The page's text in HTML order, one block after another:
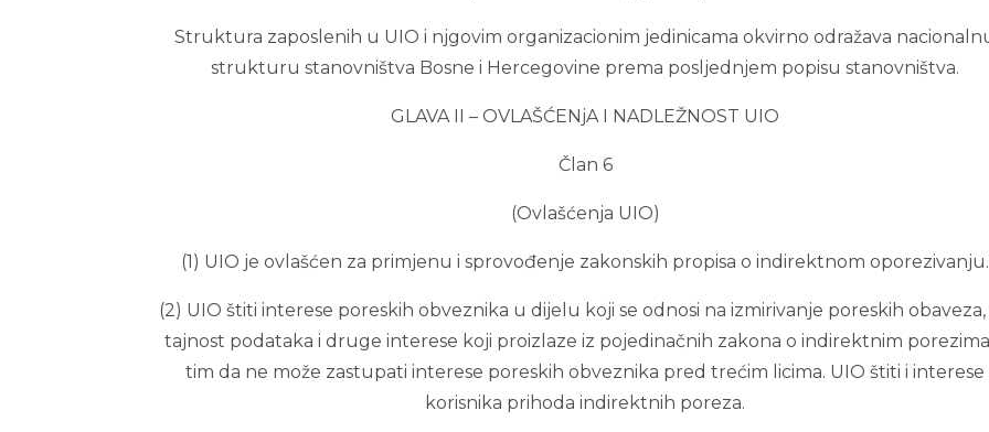
Struktura zaposlenih u UIO i njgovim organizacionim jedinicama okvirno odražava
strukturu stanovništva Bosne i Hercegovine prema posljednjem popisu stanovništva.
GLAVA II – OVLAŠĆENjA I NADLEŽNOST UIO
Član 6
(Ovlašćenja UIO)
(1) UIO je ovlašćen za primjenu i sprovođenje zakonskih propisa o indirektnom oporezivanju.
(2) UIO štiti interese poreskih obveznika u dijelu koji se odnosi na izmirivanje poreskih obaveza,
tajnost podataka i druge interese koji proizlaze iz pojedinačnih zakona o indirektnim
tim da ne može zastupati interese poreskih obveznika pred trećim licima. UIO štiti i interese
korisnika prihoda indirektnih poreza.